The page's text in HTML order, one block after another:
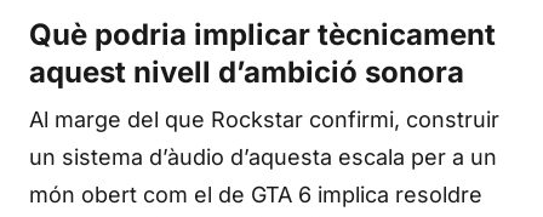
Què podria implicar tècnicament
aquest nivell d’ambició sonora
Al marge del que Rockstar confirmi, construir
un sistema d’àudio d’aquesta escala per a un
món obert com el de GTA 6 implica resoldre